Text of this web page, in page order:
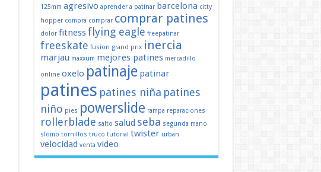
125mm agresivo aprender a patinar barcelona citty
hopper compra comprar comprar patines
dolor fitnessflying eagle freepatinar
freeskate fusion grand prix inercia
marjau maxxum mejores patines mercadillo
online oxelo patinaje patinar
patines patines niña patines
niño pies powerslide rampa reparaciones
rollerblade salto salud seba segunda mano
slomo tornillos truco tutorial twister urban
velocidad venta video